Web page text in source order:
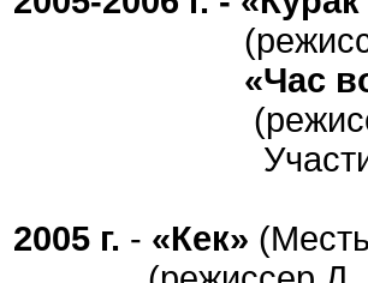
(режиссер
«Час
(режиссер
Участие в
2005 г. - «Кек»